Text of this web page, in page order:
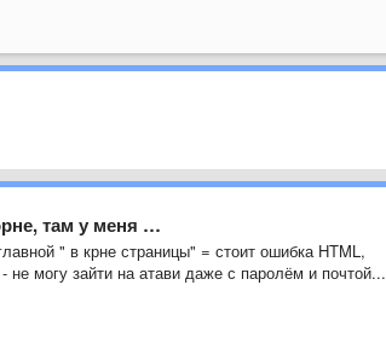
там у меня …
" в крне страницы" = стоит ошибка HTML,
не могу зайти на атави даже с паролём и почтой...